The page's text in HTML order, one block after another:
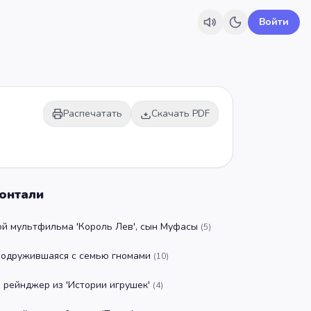
Войти
Распечатать Скачать PDF
мультфильма 'Король Лев', сын Муфасы (5)
с семью гномами (10)
рейнджер из 'Истории игрушек' (4)